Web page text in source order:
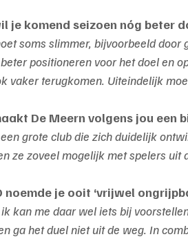
je komend seizoen nóg beter
soms slimmer, bijvoorbeeld
positioneren voor het doel en
vaker terugkomen. Uiteindelijk
De Meern volgens jou een
grote club die zich duidelijk
ze zoveel mogelijk met spelers uit
noemde je ooit ‘vrijwel
ik kan me daar wel iets bij
ga het duel niet uit de weg. In